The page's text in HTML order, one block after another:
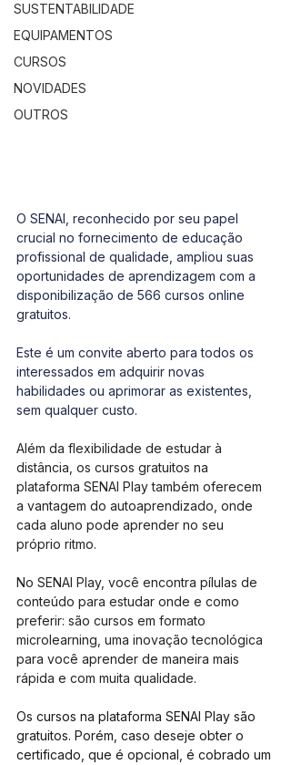
SUSTENTABILIDADE
EQUIPAMENTOS
CURSOS
NOVIDADES
OUTROS
O SENAI, reconhecido por seu papel
crucial no fornecimento de educação
profissional de qualidade, ampliou suas
oportunidades de aprendizagem com a
disponibilização de 566 cursos online
gratuitos.
Este é um convite aberto para todos os
interessados em adquirir novas
habilidades ou aprimorar as existentes,
sem qualquer custo.
Além da flexibilidade de estudar à
distância, os cursos gratuitos na
plataforma SENAI Play também oferecem
a vantagem do autoaprendizado, onde
cada aluno pode aprender no seu
próprio ritmo.
No SENAI Play, você encontra pílulas de
conteúdo para estudar onde e como
preferir: são cursos em formato
microlearning, uma inovação tecnológica
para você aprender de maneira mais
rápida e com muita qualidade.
Os cursos na plataforma SENAI Play são
gratuitos. Porém, caso deseje obter o
certificado, que é opcional, é cobrado um